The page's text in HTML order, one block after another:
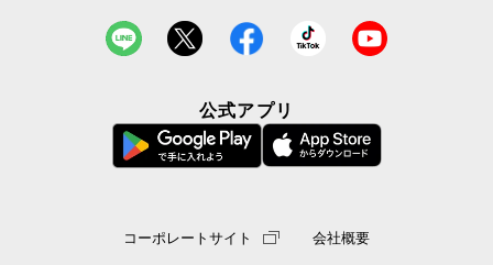
公式アプリ
コーポレートサイト 会社概要